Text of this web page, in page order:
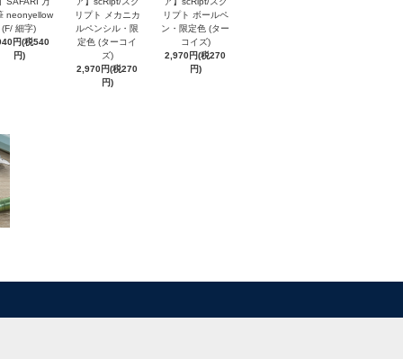
neonyellow
(F/ 細字)
円(税540
円)
リプト メカニカ
ルペンシル・限
定色 (ターコイ
ズ)
2,970円(税270
円)
リプト ボールペ
ン・限定色 (ター
コイズ)
2,970円(税270
円)